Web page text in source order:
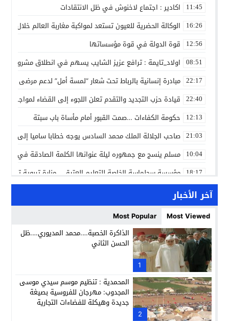
11:45 اكادير : اجتماع لاخنوش في ظل الانتقادات
16:26 الوكالة الحضرية للعيون تستعد لمواكبة مغاربة العالم خلال
12:56 قوة الدولة في قوة مؤسساتها
08:51 اولاد_تايمة : ترافع عزيز الشايب يسهم في انطلاق مشروع
22:17 مبادرة إنسانية بالرباط تحت شعار “لمسة أمل” لدعم مرضى
22:40 قيادة حزب التجديد والتقدم تعلن اللجوء إلى القضاء لمواجهة
12:13 حكومة الكفاءات …صمت القبور أمام مأساة باب سبتة
21:03 صاحب الجلالة الملك محمد السادس يوجه خطابا ساميا إلى
10:04 مسلم ينسج مع جمهوره ليلة عنوانها الكلمة الصادقة في
18:17 مؤسسة سجلماسة الخاصة للتعليم العتيق… منارة تربوية تجمع
14:57 إحياء مشروع الحي الحرفي عنوان لقاء جمع وفد من جمعية
بن كيران يهاجم “البام”: “حزب الفساد وقياداته انتهى
11:33 كمال محرر يقود استئنافية تارودانت: مسار قضائي راسخ ورؤية
11:05 حبشان وكيلاً عاماً بتارودانت: ترقية جديدة في الحركة القضائية
21:28 حزب الديمقراطيين الجدد يؤسس منظمتي شباب ونساء الصحراء
آخر الأخبار
Most Viewed
Most Popular
1
الذاكرة الخصبة….محمد المديوري….ظل
الحسن الثاني
2
المحمدية : تنظيم موسم سيدي موسى
المجدوب: مهرجان للفروسية بصيغة
جديدة وهيكلة للفضاءات التجارية